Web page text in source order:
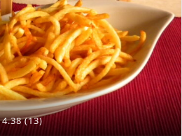
4.38 (13)